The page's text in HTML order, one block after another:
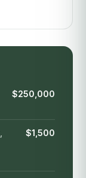
$250,000
$1,500